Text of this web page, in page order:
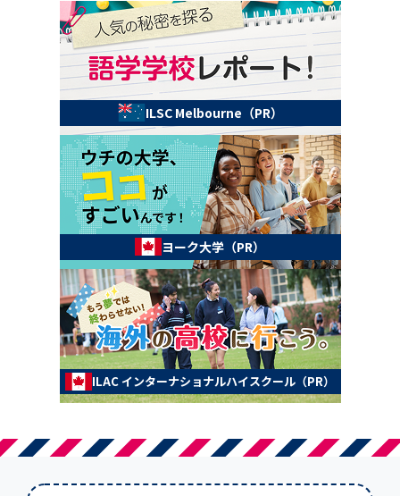
ILSC Melbourne（PR）
ヨーク大学（PR）
ILAC インターナショナルハイスクール（PR）